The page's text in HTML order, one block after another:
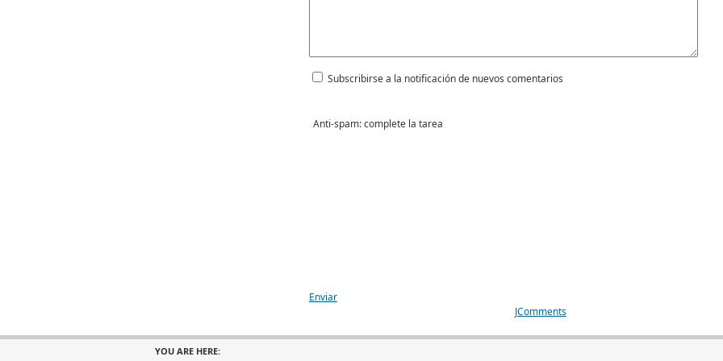
Subscribirse a la notificación de nuevos comentarios
Anti-spam: complete la tarea
Enviar
JComments
YOU ARE HERE: